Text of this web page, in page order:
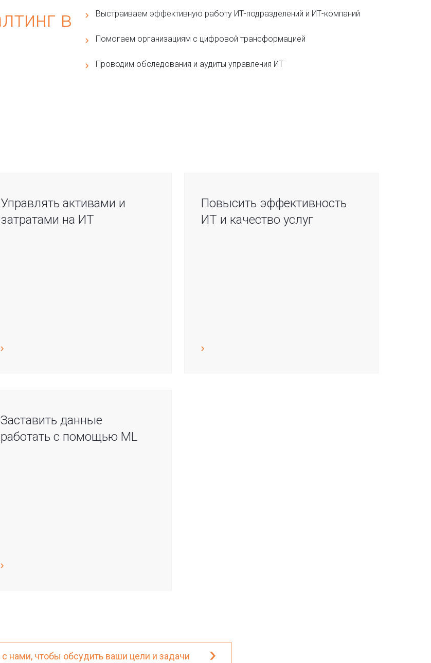
в
Выстраиваем эффективную работу ИТ-подразделений и ИТ-компаний
Помогаем организациям с цифровой трансформацией
Проводим обследования и аудиты управления ИТ
Управлять активами и
затратами на ИТ
Повысить эффективность
ИТ и качество услуг
Заставить данные
работать с помощью ML
нами, чтобы обсудить ваши цели и задачи